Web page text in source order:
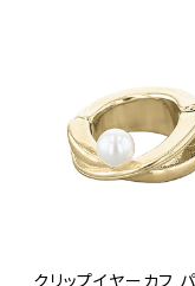
クリップイヤーカフ